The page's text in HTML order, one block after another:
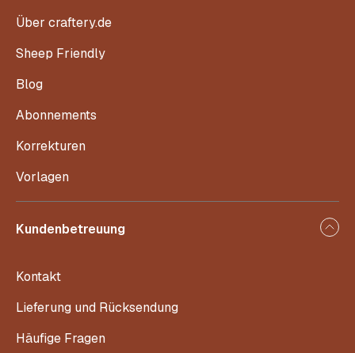
Über craftery.de
Sheep Friendly
Blog
Abonnements
Korrekturen
Vorlagen
Kundenbetreuung
Kontakt
Lieferung und Rücksendung
Häufige Fragen